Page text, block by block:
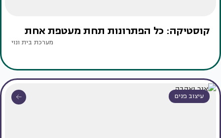
קוסטיקה: כל הפתרונות תחת מעטפת אחת
מערכת בית ונוי
עיצוב פנים